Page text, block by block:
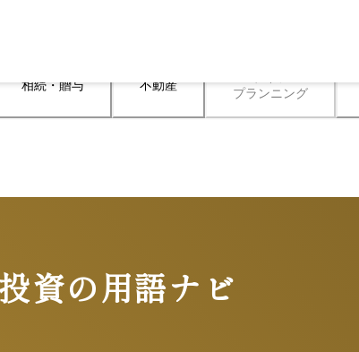
相続・贈与 不動産
プランニング
投資の用語ナビ